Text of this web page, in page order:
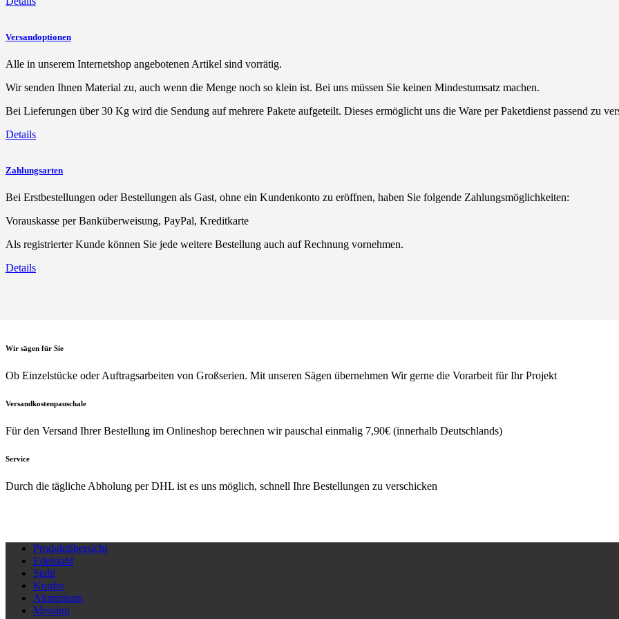
Versandoptionen
Alle in unserem Internetshop angebotenen Artikel sind vorrätig.
Wir senden Ihnen Material zu, auch wenn die Menge noch so klein ist. Bei uns müssen Sie keinen Mindestumsatz machen.
Bei Lieferungen über 30 Kg wird die Sendung auf mehrere Pakete aufgeteilt. Dieses ermöglicht uns die Ware per Paketdienst passend zu
Details
Zahlungsarten
Bei Erstbestellungen oder Bestellungen als Gast, ohne ein Kundenkonto zu eröffnen, haben Sie folgende Zahlungsmöglichkeiten:
Vorauskasse per Banküberweisung, PayPal, Kreditkarte
Als registrierter Kunde können Sie jede weitere Bestellung auch auf Rechnung vornehmen.
Details
Wir sägen für Sie
Ob Einzelstücke oder Auftragsarbeiten von Großserien. Mit unseren Sägen übernehmen Wir gerne die Vorarbeit für Ihr Projekt
Versandkostenpauschale
Für den Versand Ihrer Bestellung im Onlineshop berechnen wir pauschal einmalig 7,90€ (innerhalb Deutschlands)
Service
Durch die tägliche Abholung per DHL ist es uns möglich, schnell Ihre Bestellungen zu verschicken
Produktübersicht
Edelstahl
Stahl
Kupfer
Aluminium
Messing